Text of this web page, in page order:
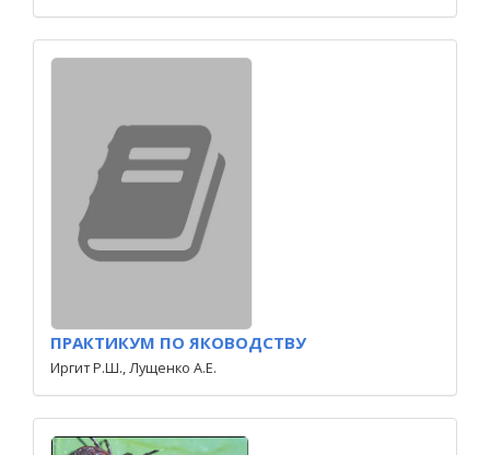
ПРАКТИКУМ ПО ЯКОВОДСТВУ
Иргит Р.Ш., Лущенко А.Е.